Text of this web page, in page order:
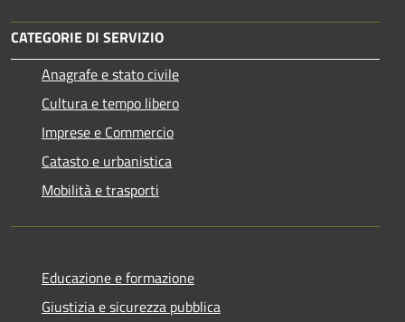
CATEGORIE DI SERVIZIO
Anagrafe e stato civile
Cultura e tempo libero
Imprese e Commercio
Catasto e urbanistica
Mobilità e trasporti
Educazione e formazione
Giustizia e sicurezza pubblica